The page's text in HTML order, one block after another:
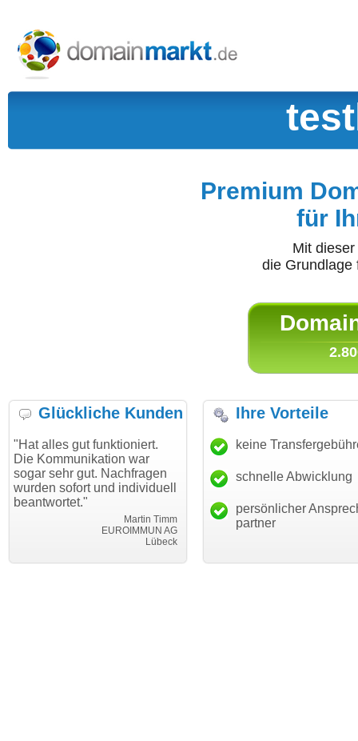
Premium
für
Mit
die
Glückliche Kunden
gut funktioniert.
war
gut. Nachfragen
und individuell
EUROIMMUN AG
"Danke für den schnellen
Transfer und guten Service!"
Thomas Schäfer
i can eckert communication GmbH
"Ich
haben.
mein
Ihre Vorteile
keine
schnelle Abwicklung
persönlicher
partner